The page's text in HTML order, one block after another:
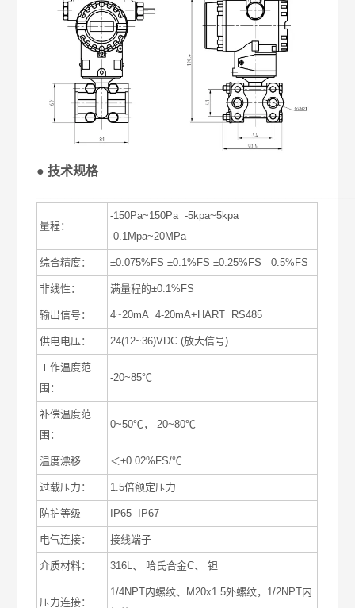
● 技术规格
量程：
-150Pa~150Pa -5kpa~5kpa
-0.1Mpa~20MPa
综合精度： ±0.075%FS ±0.1%FS ±0.25%FS 0.5%FS
非线性： 满量程的±0.1%FS
输出信号： 4~20mA 4-20mA+HART RS485
供电电压： 24(12~36)VDC (放大信号)
工作温度范
围：
-20~85℃
补偿温度范
围：
0~50℃，-20~80℃
温度漂移 ＜±0.02%FS/℃
过载压力： 1.5倍额定压力
防护等级 IP65 IP67
电气连接： 接线端子
介质材料： 316L、 哈氏合金C、 钽
压力连接：
1/4NPT内螺纹、M20x1.5外螺纹，1/2NPT内